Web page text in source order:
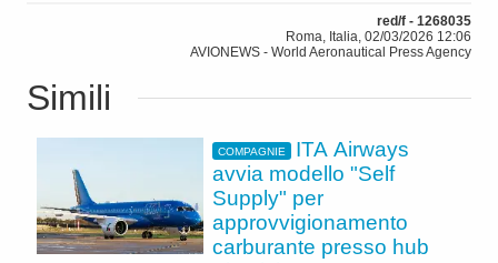
red/f - 1268035
Roma, Italia, 02/03/2026 12:06
AVIONEWS - World Aeronautical Press Agency
Simili
COMPAGNIE
ITA Airways
avvia modello "Self
Supply" per
approvvigionamento
carburante presso hub